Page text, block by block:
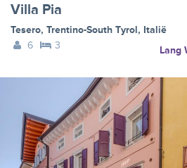
Villa Pia
Tesero, Trentino-South Tyrol, Italië
6
3 Lang